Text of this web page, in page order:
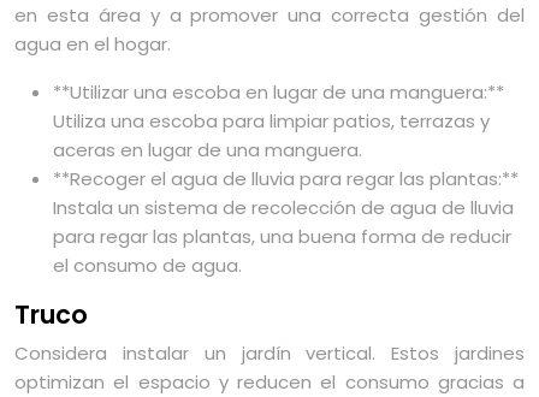
en esta área y a promover una correcta gestión del
agua en el hogar.
**Utilizar una escoba en lugar de una manguera:**
Utiliza una escoba para limpiar patios, terrazas y
aceras en lugar de una manguera.
**Recoger el agua de lluvia para regar las plantas:**
Instala un sistema de recolección de agua de lluvia
para regar las plantas, una buena forma de reducir
el consumo de agua.
Truco
Considera instalar un jardín vertical. Estos jardines
optimizan el espacio y reducen el consumo gracias a